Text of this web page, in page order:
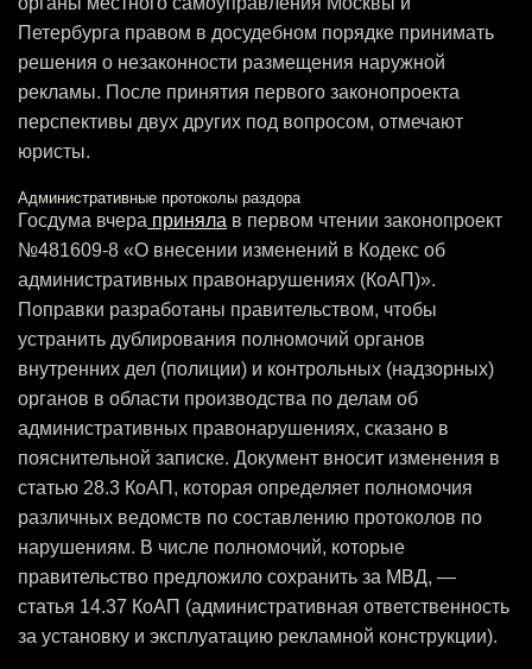
Петербурга правом в досудебном порядке принимать
решения о незаконности размещения наружной
рекламы. После принятия первого законопроекта
перспективы двух других под вопросом, отмечают
юристы.
Административные протоколы раздора
Госдума вчера приняла в первом чтении законопроект
№481609-8 «О внесении изменений в Кодекс об
административных правонарушениях (КоАП)».
Поправки разработаны правительством, чтобы
устранить дублирования полномочий органов
внутренних дел (полиции) и контрольных (надзорных)
органов в области производства по делам об
административных правонарушениях, сказано в
пояснительной записке. Документ вносит изменения в
статью 28.3 КоАП, которая определяет полномочия
различных ведомств по составлению протоколов по
нарушениям. В числе полномочий, которые
правительство предложило сохранить за МВД, —
статья 14.37 КоАП (административная ответственность
за установку и эксплуатацию рекламной конструкции).